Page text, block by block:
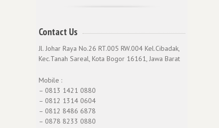
Contact Us
Jl. Johar Raya No.26 RT.005 RW.004 Kel.Cibadak,
Kec.Tanah Sareal, Kota Bogor 16161, Jawa Barat
Mobile :
– 0813 1421 0880
– 0812 1314 0604
– 0812 8486 6878
– 0878 8233 0880